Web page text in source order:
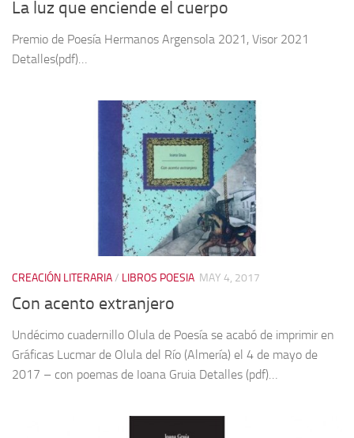
La luz que enciende el cuerpo
Premio de Poesía Hermanos Argensola 2021, Visor 2021
Detalles(pdf)…
CREACIÓN LITERARIA/ LIBROS POESIA MAY 4, 2017
Con acento extranjero
Undécimo cuadernillo Olula de Poesía se acabó de imprimir en
Gráficas Lucmar de Olula del Río (Almería) el 4 de mayo de
2017 – con poemas de Ioana Gruia Detalles (pdf)…